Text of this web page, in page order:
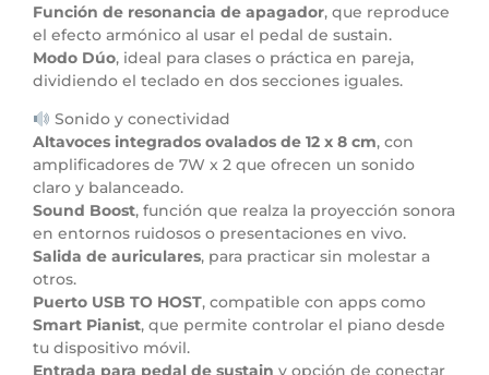
Función de resonancia de apagador, que reproduce
el efecto armónico al usar el pedal de sustain.
Modo Dúo, ideal para clases o práctica en pareja,
dividiendo el teclado en dos secciones iguales.
Sonido y conectividad
Altavoces integrados ovalados de 12 x 8 cm, con
amplificadores de 7W x 2 que ofrecen un sonido
claro y balanceado.
Sound Boost, función que realza la proyección sonora
en entornos ruidosos o presentaciones en vivo.
Salida de auriculares, para practicar sin molestar a
otros.
Puerto USB TO HOST, compatible con apps como
Smart Pianist, que permite controlar el piano desde
tu dispositivo móvil.
Entrada para pedal de sustain y opción de conectar